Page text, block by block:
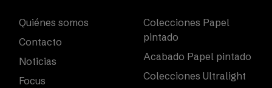
Quiénes somos
Contacto
Noticias
Focus
Colecciones Papel
pintado
Acabado Papel pintado
Colecciones Ultralight